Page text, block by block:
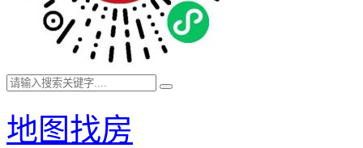
地图找房